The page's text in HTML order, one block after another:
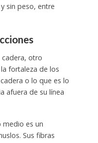
sin peso, entre
cadera, otro
fortaleza de los
o lo que es lo
afuera de su línea
medio es un
Sus fibras